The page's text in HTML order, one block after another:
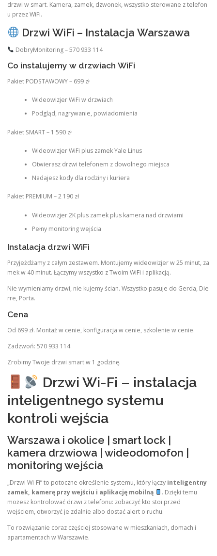
drzwi w smart. Kamera, zamek, dzwonek, wszystko sterowane z telefon
u przez WiFi.
Drzwi WiFi – Instalacja Warszawa
DobryMonitoring – 570 933 114
Co instalujemy w drzwiach WiFi
Pakiet PODSTAWOWY – 699 zł
Wideowizjer WiFi w drzwiach
Podgląd, nagrywanie, powiadomienia
Pakiet SMART – 1 590 zł
Wideowizjer WiFi plus zamek Yale Linus
Otwierasz drzwi telefonem z dowolnego miejsca
Nadajesz kody dla rodziny i kuriera
Pakiet PREMIUM – 2 190 zł
Wideowizjer 2K plus zamek plus kamera nad drzwiami
Pełny monitoring wejścia
Instalacja drzwi WiFi
Przyjeżdżamy z całym zestawem. Montujemy wideowizjer w 25 minut, za
mek w 40 minut. Łączymy wszystko z Twoim WiFi i aplikacją.
Nie wymieniamy drzwi, nie kujemy ścian. Wszystko pasuje do Gerda, Die
rre, Porta.
Cena
Od 699 zł. Montaż w cenie, konfiguracja w cenie, szkolenie w cenie.
Zadzwoń: 570 933 114
Zrobimy Twoje drzwi smart w 1 godzinę.
Drzwi Wi-Fi – instalacja
inteligentnego systemu
kontroli wejścia
Warszawa i okolice | smart lock |
kamera drzwiowa | wideodomofon |
monitoring wejścia
„Drzwi Wi-Fi” to potoczne określenie systemu, który łączy inteligentny
zamek, kamerę przy wejściu i aplikację mobilną
. Dzięki temu
możesz kontrolować drzwi z telefonu: zobaczyć kto stoi przed
wejściem, otworzyć je zdalnie albo dostać alert o ruchu.
To rozwiązanie coraz częściej stosowane w mieszkaniach, domach i
apartamentach w Warszawie.